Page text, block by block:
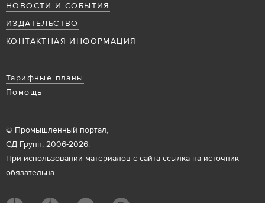
НОВОСТИ И СОБЫТИЯ
ИЗДАТЕЛЬСТВО
КОНТАКТНАЯ ИНФОРМАЦИЯ
Тарифные планы
Помощь
© Промышленный портал,
СД Групп, 2006-2026.
При использовании материалов с сайта ссылка на источник
обязательна.